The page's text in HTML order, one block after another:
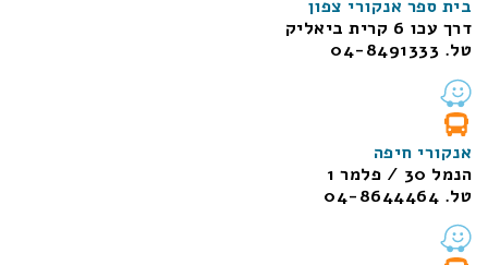
בית ספר אנקורי צפון
דרך עכו 6 קרית ביאליק
טל. 04-8491333
אנקורי חיפה
הנמל 30 / פלמר 1
טל. 04-8644464